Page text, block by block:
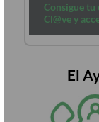
Consigue
Cl@ve y
El